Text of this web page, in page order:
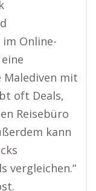
Online-
Malediven mit
oft Deals,
Reisebüro
kann
vergleichen.“